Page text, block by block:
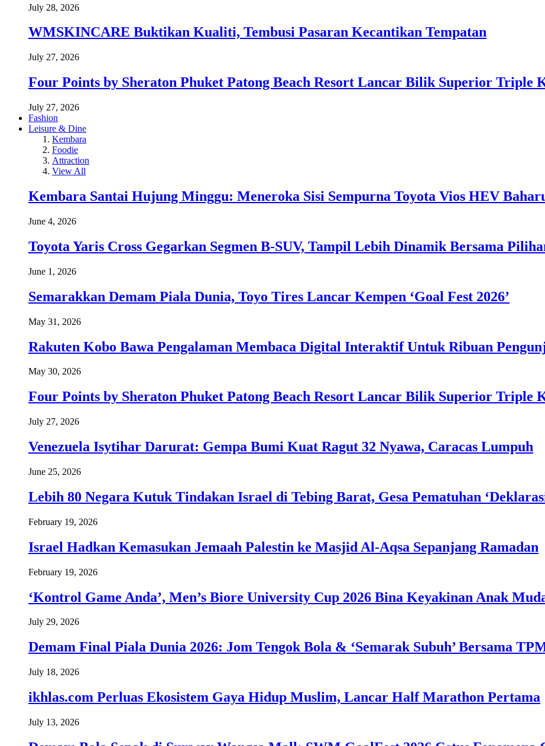
July 28, 2026
WMSKINCARE Buktikan Kualiti, Tembusi Pasaran Kecantikan Tempatan
July 27, 2026
Four Points by Sheraton Phuket Patong Beach Resort Lancar Bilik Superior Triple
July 27, 2026
Fashion
Leisure & Dine
Kembara
Foodie
Attraction
View All
Kembara Santai Hujung Minggu: Meneroka Sisi Sempurna Toyota Vios HEV
June 4, 2026
Toyota Yaris Cross Gegarkan Segmen B-SUV, Tampil Lebih Dinamik Bersama
June 1, 2026
Semarakkan Demam Piala Dunia, Toyo Tires Lancar Kempen ‘Goal Fest 2026’
May 31, 2026
Rakuten Kobo Bawa Pengalaman Membaca Digital Interaktif Untuk Ribuan
May 30, 2026
Four Points by Sheraton Phuket Patong Beach Resort Lancar Bilik Superior Triple
July 27, 2026
Venezuela Isytihar Darurat: Gempa Bumi Kuat Ragut 32 Nyawa, Caracas Lumpuh
June 25, 2026
Lebih 80 Negara Kutuk Tindakan Israel di Tebing Barat, Gesa Pematuhan
February 19, 2026
Israel Hadkan Kemasukan Jemaah Palestin ke Masjid Al-Aqsa Sepanjang Ramadan
February 19, 2026
‘Kontrol Game Anda’, Men’s Biore University Cup 2026 Bina Keyakinan Anak
July 29, 2026
Demam Final Piala Dunia 2026: Jom Tengok Bola & ‘Semarak Subuh’ Bersama
July 18, 2026
ikhlas.com Perluas Ekosistem Gaya Hidup Muslim, Lancar Half Marathon Pertama
July 13, 2026